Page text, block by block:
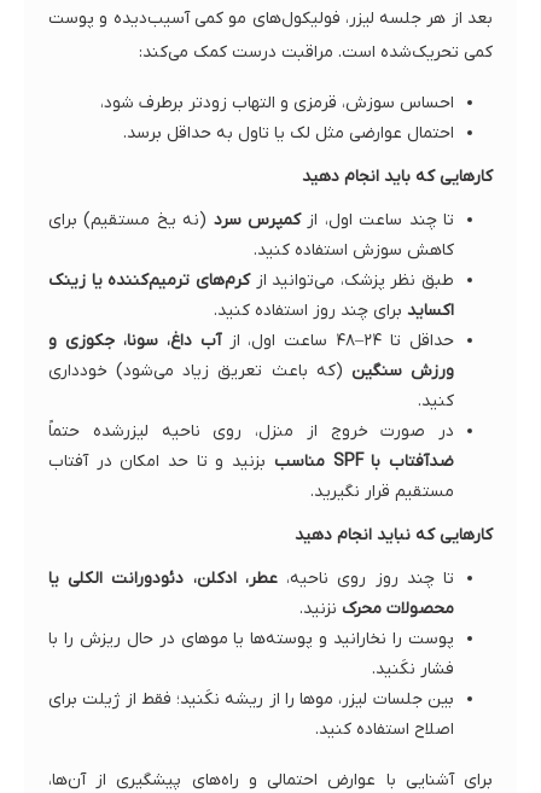
بعد از هر جلسه لیزر، فولیکول‌های مو کمی آسیب‌دیده و پوست
کمی تحریک‌شده است. مراقبت درست کمک می‌کند:
احساس سوزش، قرمزی و التهاب زودتر برطرف شود،
احتمال عوارضی مثل لک یا تاول به حداقل برسد.
کارهایی که باید انجام دهید
تا چند ساعت اول، ازکمپرس سرد (نه یخ مستقیم) برای
کاهش سوزش استفاده کنید.
طبق نظر پزشک، می‌توانید ازکرم‌های ترمیم‌کننده یا زینک
اکساید برای چند روز استفاده کنید.
حداقل تا ۲۴–۴۸ ساعت اول، از
آب داغ، سونا، جکوزی و
ورزش سنگین (که باعث تعریق زیاد می‌شود) خودداری
کنید.
در صورت خروج از منزل، روی ناحیه لیزرشده حتماً
ضدآفتاب با SPF مناسب
بزنید و تا حد امکان در آفتاب
مستقیم قرار نگیرید.
کارهایی که نباید انجام دهید
تا چند روز روی ناحیه،عطر، ادکلن، دئودورانت الکلی یا
محصولات محرک نزنید.
پوست را نخارانید و پوسته‌ها یا موهای در حال ریزش را با
فشار نکَنید.
بین جلسات لیزر، موها را از ریشه نکَنید؛ فقط از ژیلت برای
اصلاح استفاده کنید.
برای آشنایی با عوارض احتمالی و راه‌های پیشگیری از آن‌ها،